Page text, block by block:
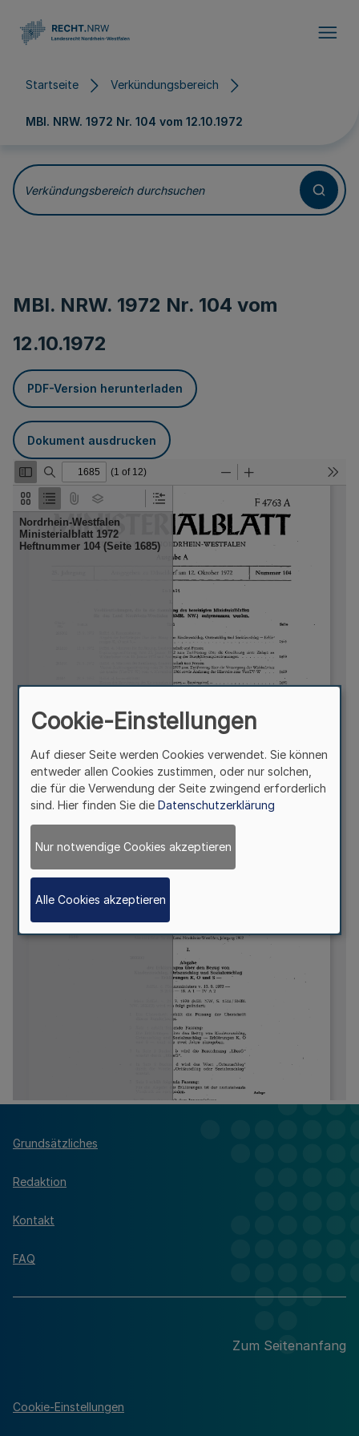
Startseite Verkündungsbereich
MBl. NRW. 1972 Nr. 104 vom 12.10.1972
Verkündungsbereich durchsuchen
MBl. NRW. 1972 Nr. 104 vom
12.10.1972
PDF-Version herunterladen
Dokument ausdrucken
Grundsätzliches
Redaktion
Kontakt
FAQ
Zum Seitenanfang
Cookie-Einstellungen
Cookie-Einstellungen
Auf dieser Seite werden Cookies verwendet. Sie können
entweder allen Cookies zustimmen, oder nur solchen,
die für die Verwendung der Seite zwingend erforderlich
sind. Hier finden Sie die Datenschutzerklärung
Nur notwendige Cookies akzeptieren
Alle Cookies akzeptieren